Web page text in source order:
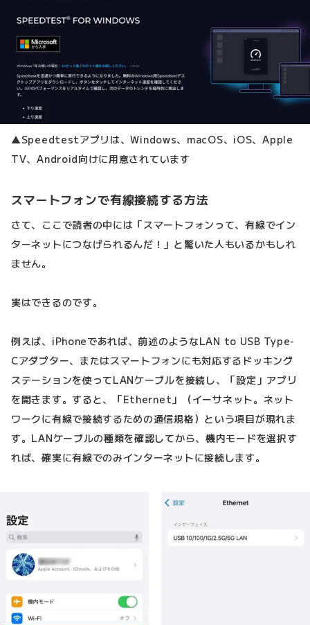
▲Speedtestアプリは、Windows、macOS、iOS、Apple
TV、Android向けに用意されています
スマートフォンで有線接続する方法
さて、ここで読者の中には「スマートフォンって、有線でイン
ターネットにつなげられるんだ！」と驚いた人もいるかもしれ
ません。
実はできるのです。
例えば、iPhoneであれば、前述のようなLAN to USB Type-
Cアダプター、またはスマートフォンにも対応するドッキング
ステーションを使ってLANケーブルを接続し、「設定」アプリ
を開きます。すると、「Ethernet」（イーサネット。ネット
ワークに有線で接続するための通信規格）という項目が現れま
す。LANケーブルの種類を確認してから、機内モードを選択す
れば、確実に有線でのみインターネットに接続します。